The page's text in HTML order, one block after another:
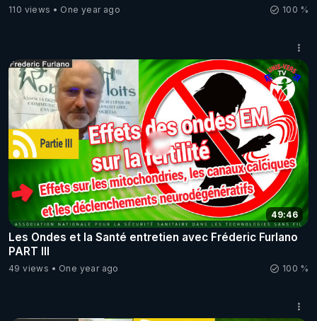
110 views One year ago 100 %
49:46
Les Ondes et la Santé entretien avec Fréderic Furlano
PART III
49 views One year ago 100 %